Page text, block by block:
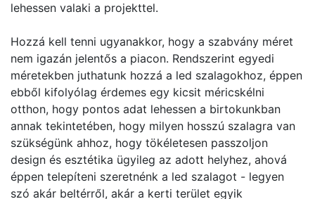
lehessen valaki a projekttel.
Hozzá kell tenni ugyanakkor, hogy a szabvány méret
nem igazán jelentős a piacon. Rendszerint egyedi
méretekben juthatunk hozzá a led szalagokhoz, éppen
ebből kifolyólag érdemes egy kicsit méricskélni
otthon, hogy pontos adat lehessen a birtokunkban
annak tekintetében, hogy milyen hosszú szalagra van
szükségünk ahhoz, hogy tökéletesen passzoljon
design és esztétika ügyileg az adott helyhez, ahová
éppen telepíteni szeretnénk a led szalagot - legyen
szó akár beltérről, akár a kerti terület egyik